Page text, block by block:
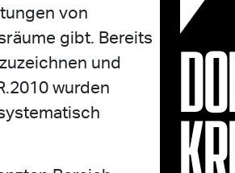
von
gibt. Bereits
und
wurden